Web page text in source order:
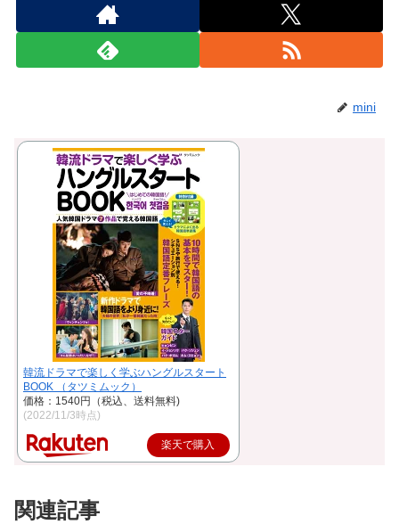
mini
韓流ドラマで楽しく学ぶハングルスタート
BOOK （タツミムック）
価格：1540円（税込、送料無料)
(2022/11/3時点)
楽天で購入
関連記事